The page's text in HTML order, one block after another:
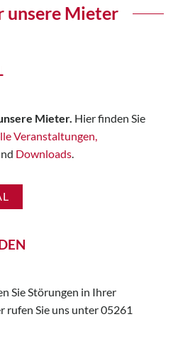
unsere Mieter
Mieter. Hier finden Sie
Veranstaltungen,
Downloads.
Sie Störungen in Ihrer
Sie uns unter 05261